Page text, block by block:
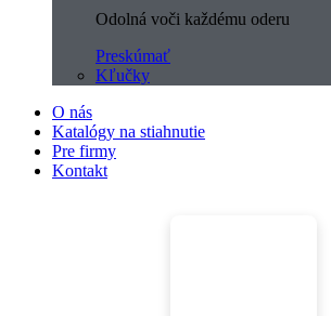
Odolná voči každému oderu
Preskúmať
Kľučky
O nás
Katalógy na stiahnutie
Pre firmy
Kontakt